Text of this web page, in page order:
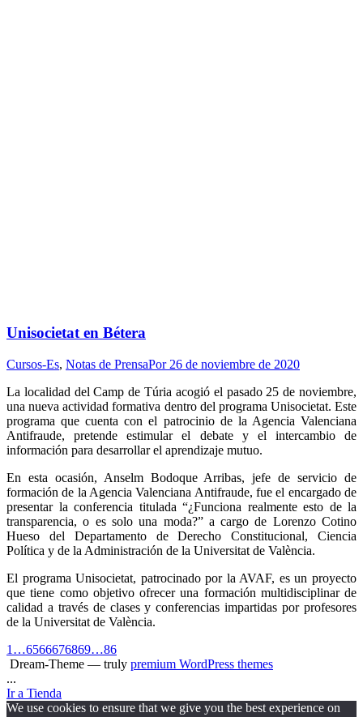
Unisocietat en Bétera
Cursos-Es, Notas de PrensaPor 26 de noviembre de 2020
La localidad del Camp de Túria acogió el pasado 25 de noviembre,
una nueva actividad formativa dentro del programa Unisocietat. Este
programa que cuenta con el patrocinio de la Agencia Valenciana
Antifraude, pretende estimular el debate y el intercambio de
información para desarrollar el aprendizaje mutuo.
En esta ocasión, Anselm Bodoque Arribas, jefe de servicio de
formación de la Agencia Valenciana Antifraude, fue el encargado de
presentar la conferencia titulada “¿Funciona realmente esto de la
transparencia, o es solo una moda?” a cargo de Lorenzo Cotino
Hueso del Departamento de Derecho Constitucional, Ciencia
Política y de la Administración de la Universitat de València.
El programa Unisocietat, patrocinado por la AVAF, es un proyecto
que tiene como objetivo ofrecer una formación multidisciplinar de
calidad a través de clases y conferencias impartidas por profesores
de la Universitat de València.
1 …6566676869…86
Dream-Theme — truly premium WordPress themes
...
Ir a Tienda
We use cookies to ensure that we give you the best experience on